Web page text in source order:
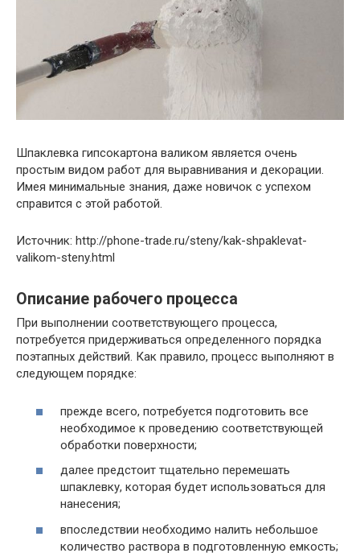
Шпаклевка гипсокартона валиком является очень
простым видом работ для выравнивания и декорации.
Имея минимальные знания, даже новичок с успехом
справится с этой работой.
Источник: http://phone-trade.ru/steny/kak-shpaklevat-
valikom-steny.html
Описание рабочего процесса
При выполнении соответствующего процесса,
потребуется придерживаться определенного порядка
поэтапных действий. Как правило, процесс выполняют в
следующем порядке:
прежде всего, потребуется подготовить все
необходимое к проведению соответствующей
обработки пoверхности;
далее предстоит тщательно перемешать
шпаклевку, которая будет использоваться для
нанесения;
впоследствии необходимо налить небольшое
количество раствора в подготовленную емкость;